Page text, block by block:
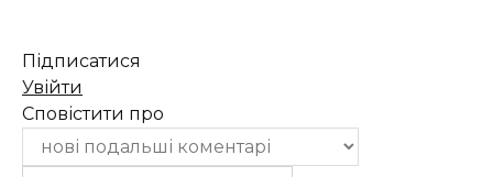
Підписатися
Увійти
Сповістити про